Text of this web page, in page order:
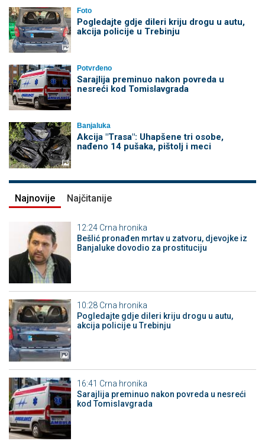
Foto
Pogledajte gdje dileri kriju drogu u autu,
akcija policije u Trebinju
Potvrđeno
Sarajlija preminuo nakon povreda u
nesreći kod Tomislavgrada
Banjaluka
Akcija "Trasa": Uhapšene tri osobe,
nađeno 14 pušaka, pištolj i meci
Najnovije Najčitanije
12:24 Crna hronika
Bešlić pronađen mrtav u zatvoru, djevojke iz
Banjaluke dovodio za prostituciju
10:28 Crna hronika
Pogledajte gdje dileri kriju drogu u autu,
akcija policije u Trebinju
16:41 Crna hronika
Sarajlija preminuo nakon povreda u nesreći
kod Tomislavgrada